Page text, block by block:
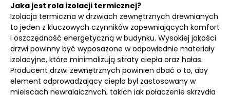
Jaka jest rola izolacji termicznej?
Izolacja termiczna w drzwiach zewnętrznych drewnianych
to jeden z kluczowych czynników zapewniających komfort
i oszczędność energetyczną w budynku. Wysokiej jakości
drzwi powinny być wyposażone w odpowiednie materiały
izolacyjne, które minimalizują straty ciepła oraz hałas.
Producent drzwi zewnętrznych powinien dbać o to, aby
element odprowadzający ciepło był zastosowany w
miejscach newralgicznych, takich jak połączenie skrzydła